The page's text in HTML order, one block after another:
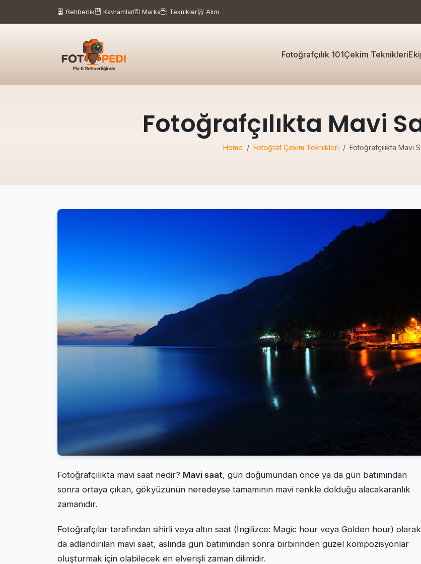
Rehberlik Kavramlar Marka Teknikler Alım
Fotoğrafçılık 101Çekim Teknikleri
Fotoğrafçılıkta Mavi
Home Fotoğraf Çekim Teknikleri Fotoğrafçılıkta Mavi
Fotoğrafçılıkta mavi saat nedir? Mavi saat, gün doğumundan önce ya da gün batımından
sonra ortaya çıkan, gökyüzünün neredeyse tamamının mavi renkle dolduğu alacakaranlık
zamanıdır.
Fotoğrafçılar tarafından sihirli veya altın saat (İngilizce: Magic hour veya Golden hour) olarak
da adlandırılan mavi saat, aslında gün batımından sonra birbirinden güzel kompozisyonlar
oluşturmak için olabilecek en elverişli zaman dilimidir.